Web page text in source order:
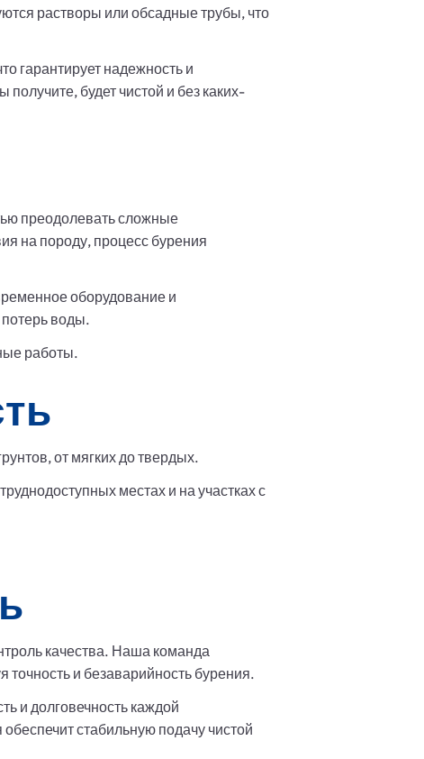
растворы или обсадные трубы, что
гарантирует надежность и
будет чистой и без каких-
преодолевать сложные
на породу, процесс бурения
оборудование и
воды.
работы.
от мягких до твердых.
местах и на участках с
качества. Наша команда
и безаварийность бурения.
и долговечность каждой
стабильную подачу чистой